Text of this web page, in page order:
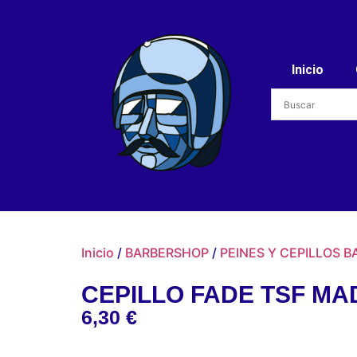
Inicio
Inicio / BARBERSHOP / PEINES Y CEPILLOS
CEPILLO FADE TSF
6,30 €